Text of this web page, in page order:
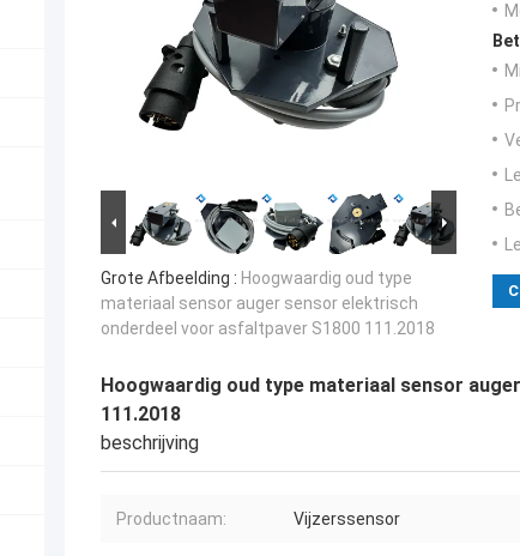
Grote Afbeelding : Hoogwaardig oud type
materiaal sensor auger sensor elektrisch
onderdeel voor asfaltpaver S1800 111.2018
Hoogwaardig oud type materiaal sensor
111.2018
beschrijving
Productnaam: Vijzerssensor